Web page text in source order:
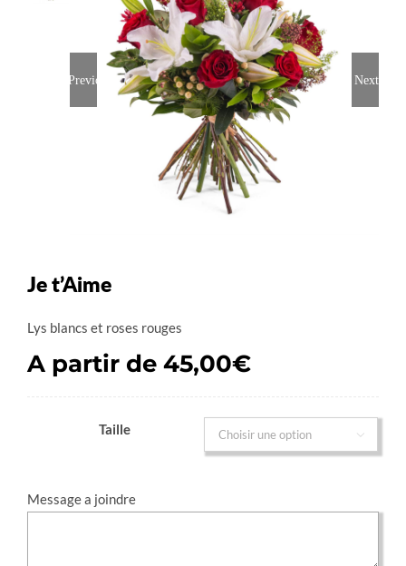
GOURMANDISES ET PELUCHES
Mon compte
Previous Next
Je t’Aime
Lys blancs et roses rouges
A partir de 45,00€
Taille 
Message a joindre